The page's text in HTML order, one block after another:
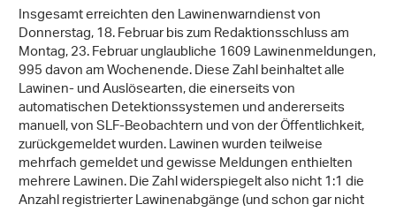
Insgesamt erreichten den Lawinenwarndienst von
Donnerstag, 18. Februar bis zum Redaktionsschluss am
Montag, 23. Februar unglaubliche 1609 Lawinenmeldungen,
995 davon am Wochenende. Diese Zahl beinhaltet alle
Lawinen- und Auslösearten, die einerseits von
automatischen Detektionssystemen und andererseits
manuell, von SLF-Beobachtern und von der Öffentlichkeit,
zurückgemeldet wurden. Lawinen wurden teilweise
mehrfach gemeldet und gewisse Meldungen enthielten
mehrere Lawinen. Die Zahl widerspiegelt also nicht 1:1 die
Anzahl registrierter Lawinenabgänge (und schon gar nicht